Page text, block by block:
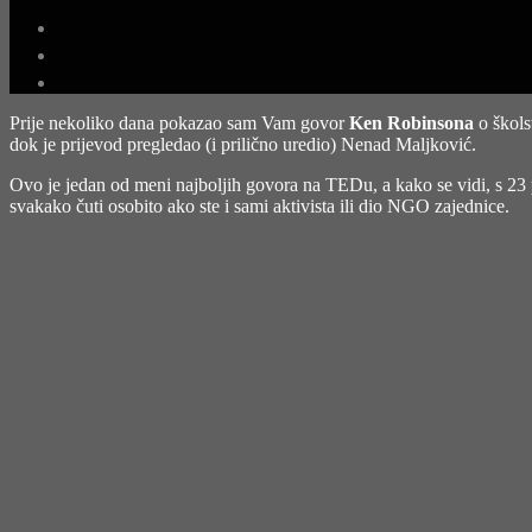
Prije nekoliko dana pokazao sam Vam govorKen Robinsona o
dok je prijevod pregledao (i prilično uredio) Nenad Maljković.
Ovo je jedan od meni najboljih govora na TEDu, a kako se vidi, s
svakako čuti osobito ako ste i sami aktivista ili dio NGO zajednice.